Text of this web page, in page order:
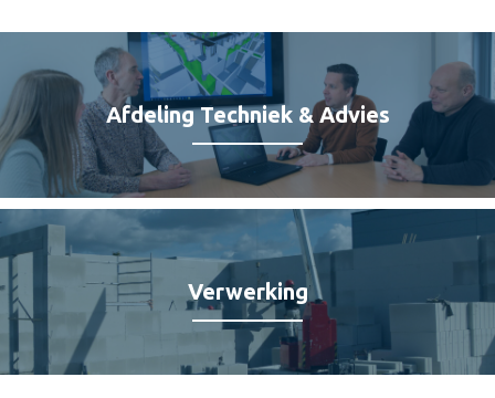
Afdeling Techniek & Advies
Verwerking